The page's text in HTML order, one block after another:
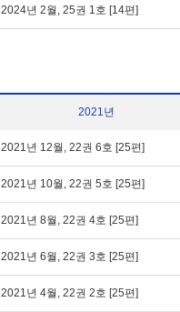
2024년 2월, 25권 1호 [14편]
2021년
2021년 12월, 22권 6호 [25편]
2021년 10월, 22권 5호 [25편]
2021년 8월, 22권 4호 [25편]
2021년 6월, 22권 3호 [25편]
2021년 4월, 22권 2호 [25편]